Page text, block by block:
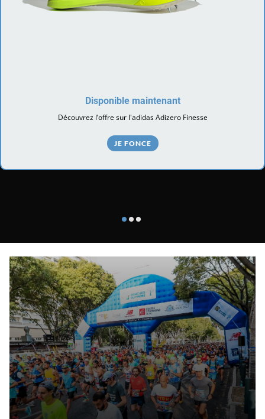
Disponible maintenant
Découvrez l’offre sur l'adidas Adizero Finesse
JE FONCE